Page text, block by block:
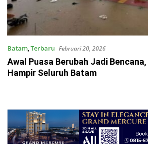
Batam,Terbaru Februari 20, 2026
Awal Puasa Berubah Jadi
Hampir Seluruh Batam